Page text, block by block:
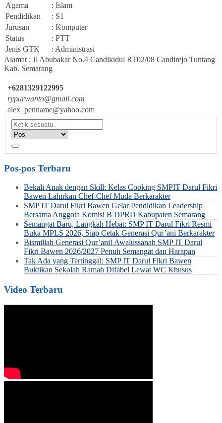
Agama
: Islam
Pendidikan
: S1
Jurusan
: Komputer
Status
: PTT
Jenis GTK
: Administrasi
Alamat : Jl Abubakar No.4 Candikidul RT02/08 Candirejo Tuntang
Kab. Semarang
+6281329122995
rypurwanto@gmail.com
alex_penname@yahoo.com
Pos-pos Terbaru
Bekali Anak dengan Skill: Kelas Cooking SMPIT Darul Fikri
Bawen Lahirkan Chef-Chef Muda Berkarakter
SMP IT Darul Fikri Bawen Gelar Pendidikan Leadership
Bersama Anggota Komisi B DPRD Kabupaten Semarang
Semangat Baru, Langkah Hebat: SMP IT Darul Fikri Resmi
Buka MPLS 2026, Siap Cetak Generasi Qur’ani Berkarakter
Bismillah Generasi Qur’ani! Awalussanah SMP IT Darul
Fikri Bawen 2026/2027 Penuh Semangat dan Harapan
Tak Ada yang Tertinggal: SMP IT Darul Fikri Bawen
Buktikan Sekolah Ramah Difabel Lewat WC Khusus
Video Terbaru